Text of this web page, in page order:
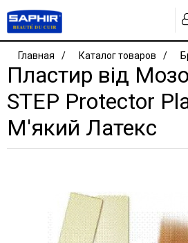
Главная Каталог товаров
Пластир від
STEP Protector
М'який Латекс